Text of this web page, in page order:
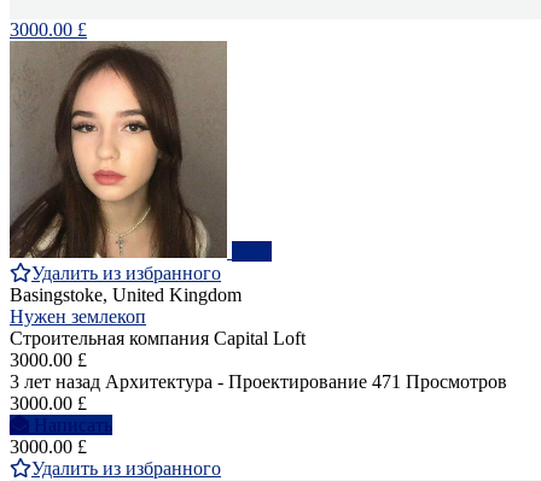
3000.00 £
Удалить из избранного
Basingstoke, United Kingdom
Нужен землекоп
Строительная компания Capital Loft
3000.00 £
3 лет назад Архитектура - Проектирование 471 Просмотров
3000.00 £
Написать
3000.00 £
Удалить из избранного